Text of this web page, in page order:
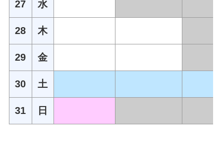
27 水
28 木
29 金
30 土
31 日